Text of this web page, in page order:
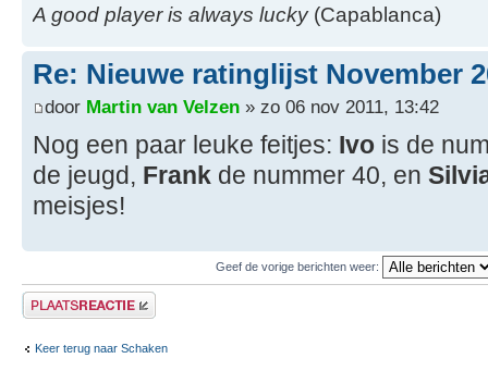
A good player is always lucky(Capablanca)
Re: Nieuwe ratinglijst November
door Martin van Velzen » zo 06 nov 2011, 13:42
Nog een paar leuke feitjes: Ivo is de
de jeugd, Frank de nummer 40, en
meisjes!
Geef de vorige berichten weer:
Plaats een reactie
Keer terug naar Schaken